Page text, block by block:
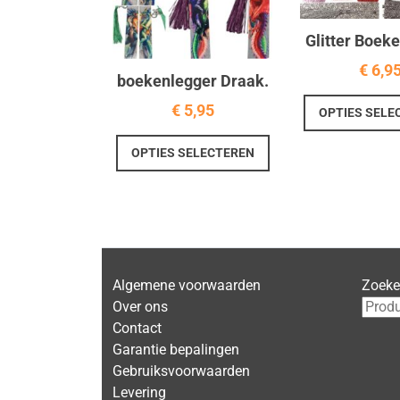
boekenlegger Draak.
€5,95
OPTIES SELECTEREN
Dit
Deze
Glitter
€
OPTIES
Algemene voorwaarden
Over ons
Contact
Garantie bepalingen
Gebruiksvoorwaarden
Levering